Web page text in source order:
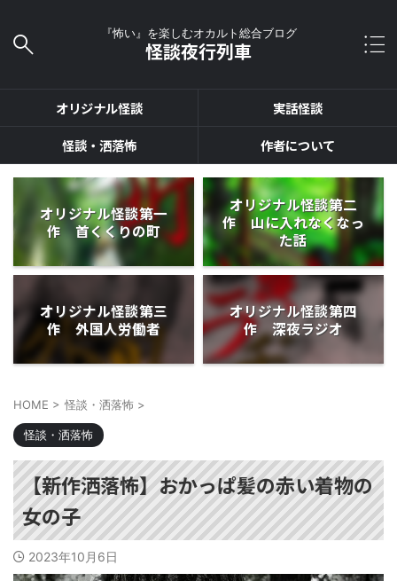
『怖い』を楽しむオカルト総合ブログ
怪談夜行列車
オリジナル怪談
実話怪談
怪談・洒落怖
作者について
オリジナル怪談第一
作 首くくりの町
オリジナル怪談第二
作 山に入れなくなっ
た話
オリジナル怪談第三
作 外国人労働者
オリジナル怪談第四
作 深夜ラジオ
HOME > 怪談・洒落怖 >
怪談・洒落怖
【新作洒落怖】おかっぱ髪の赤い着物の
女の子
2023年10月6日